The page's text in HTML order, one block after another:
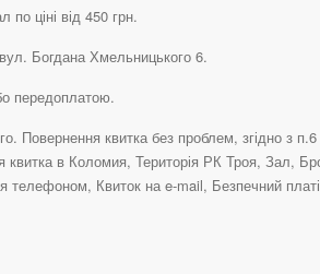
ціні від 450 грн.
Богдана Хмельницького 6.
передоплатою.
Повернення квитка без проблем, згідно з п.6
в Коломия, Територія РК Троя, Зал,
Квиток на e-mail, Безпечний